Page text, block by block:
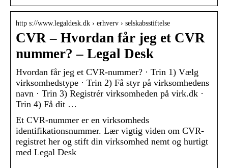
http s://www.legaldesk.dk › erhverv › selskabsstiftelse
CVR – Hvordan får jeg et CVR
nummer? – Legal Desk
Hvordan får jeg et CVR-nummer? · Trin 1) Vælg
virksomhedstype · Trin 2) Få styr på virksomhedens
navn · Trin 3) Registrér virksomheden på virk.dk ·
Trin 4) Få dit …
Et CVR-nummer er en virksomheds
identifikationsnummer. Lær vigtig viden om CVR-
registret her og stift din virksomhed nemt og hurtigt
med Legal Desk